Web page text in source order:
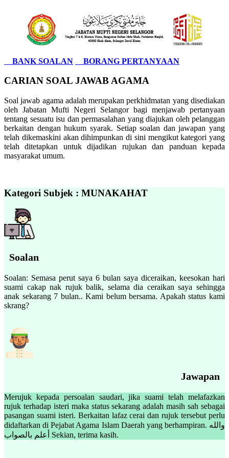
BANK SOALAN BORANG PERTANYAAN
CARIAN SOAL JAWAB AGAMA
Soal jawab agama adalah merupakan perkhidmatan yang disediakan
oleh Jabatan Mufti Negeri Selangor bagi menjawab pertanyaan
tentang sesuatu isu dan permasalahan yang diajukan oleh pelanggan
berkaitan dengan hukum syarak. Setiap soalan dan jawapan yang
telah dikemaskini akan dihimpunkan di sini mengikut kategori yang
telah ditetapkan untuk dijadikan rujukan dan panduan kepada
masyarakat umum.
Kategori Subjek : MUNAKAHAT
Soalan
Soalan: Semasa perut saya 6 bulan saya diceraikan, keesokan hari
suami cakap nak rujuk balik, selama dia ceraikan saya sehingga
anak sekarang 7 bulan.. Kami belum bersama. Apakah status kami
skrang?
Jawapan
Merujuk kepada persoalan saudari, jika suami telah melafazkan
rujuk terhadap isteri maka status sekarang adalah masih sah sebagai
pasangan suami isteri. Berkaitan lafaz cerai dan rujuk tersebut perlu
didaftarkan di Pejabat Agama Islam Daerah yang berhampiran. والله
أعلم بالصواب Sekian, terima kasih.